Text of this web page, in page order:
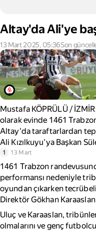
Altay'da Ali'ye
13 Mart 2025, 05:36Son
Mustafa KÖPRÜLÜ /
olarak evinde 1461
Altay'da taraftarlardan
Ali Kızılkuyu'ya Başkan
1 13 Mart
1461 Trabzon
performansı nedeniyle
oyundan çıkarken
Direktör Gökhan
Uluç ve Karaaslan,
olmalarını ve genç